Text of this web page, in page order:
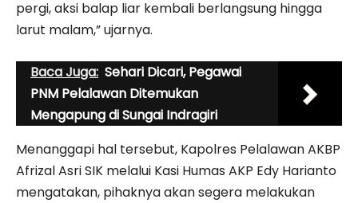
pergi, aksi balap liar kembali berlangsung hingga
larut malam,” ujarnya.
Baca Juga: Sehari Dicari, Pegawai
PNM Pelalawan Ditemukan
Mengapung di Sungai Indragiri
Menanggapi hal tersebut, Kapolres Pelalawan AKBP
Afrizal Asri SIK melalui Kasi Humas AKP Edy Harianto
mengatakan, pihaknya akan segera melakukan